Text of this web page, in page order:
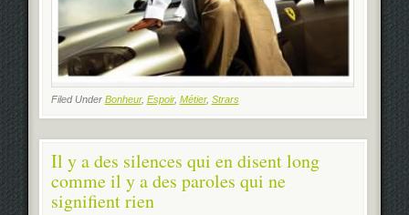
Filed Under Bonheur, Espoir, Métier, Strars
Il y a des silences qui en disent long
comme il y a des paroles qui ne
signifient rien